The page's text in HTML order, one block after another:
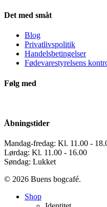
Det med småt
Blog
Privatlivspolitik
Handelsbetingelser
Fødevarestyrelsens
Følg med
Åbningstider
Mandag-fredag: Kl. 11.00 -
Lørdag: Kl. 11.00 - 16.00
Søndag: Lukket
© 2026 Buens bogcafé.
Close
Shop